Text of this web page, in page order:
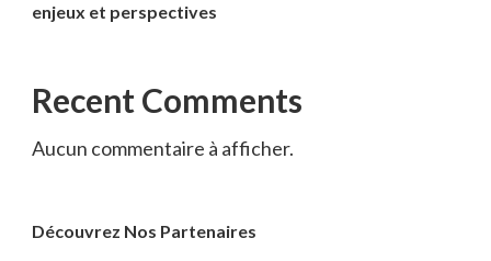
enjeux et perspectives
Recent Comments
Aucun commentaire à afficher.
Découvrez Nos Partenaires